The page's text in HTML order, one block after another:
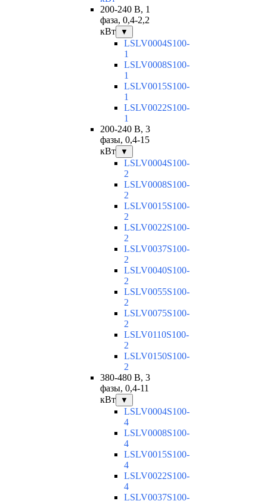
200-240 В, 1
фаза, 0,4-2,2
кВт
▼
LSLV0004S100-
1
LSLV0008S100-
1
LSLV0015S100-
1
LSLV0022S100-
1
200-240 В, 3
фазы, 0,4-15
кВт
▼
LSLV0004S100-
2
LSLV0008S100-
2
LSLV0015S100-
2
LSLV0022S100-
2
LSLV0037S100-
2
LSLV0040S100-
2
LSLV0055S100-
2
LSLV0075S100-
2
LSLV0110S100-
2
LSLV0150S100-
2
380-480 В, 3
фазы, 0,4-11
кВт
▼
LSLV0004S100-
4
LSLV0008S100-
4
LSLV0015S100-
4
LSLV0022S100-
4
LSLV0037S100-